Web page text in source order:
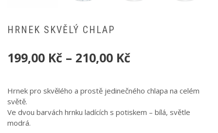
HRNEK SKVĚLÝ CHLAP
199,00 Kč – 210,00 Kč
Hrnek pro skvělého a prostě jedinečného chlapa na celém
světě.
Ve dvou barvách hrnku ladících s potiskem – bílá, světle
modrá.